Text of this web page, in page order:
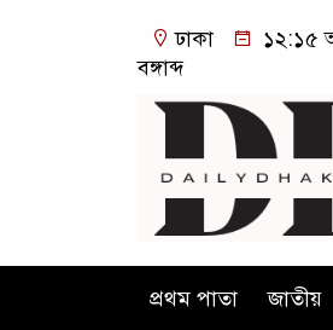
ঢাকা
১২:১৫
বঙ্গাব্দ
প্রথম পাতা জাতীয়